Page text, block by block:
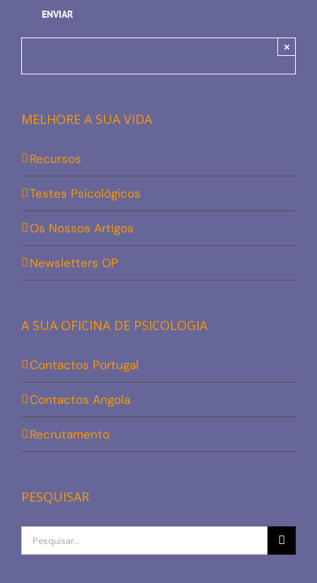
×
MELHORE A SUA VIDA
Recursos
Testes Psicológicos
Os Nossos Artigos
Newsletters OP
A SUA OFICINA DE PSICOLOGIA
Contactos Portugal
Contactos Angola
Recrutamento
PESQUISAR
Procurar
por